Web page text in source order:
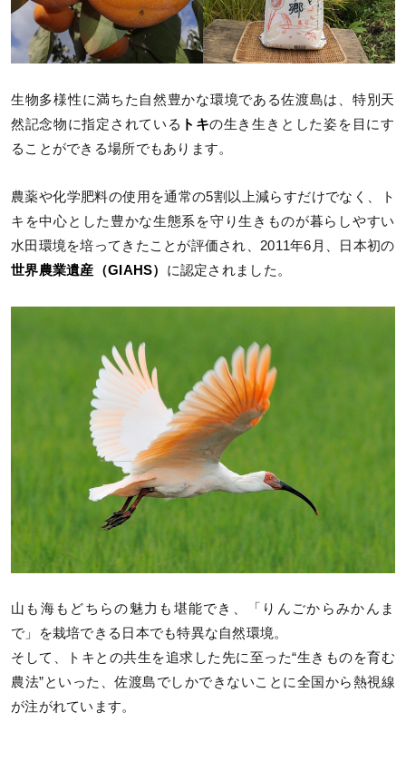
生物多様性に満ちた自然豊かな環境である佐渡島は、特別天
然記念物に指定されている トキの生き生きとした姿を目にす
ることができる場所でもあります。
農薬や化学肥料の使用を通常の5割以上減らすだけでなく、ト
キを中心とした豊かな生態系を守り生きものが暮らしやすい
水田環境を培ってきたことが評価され、2011年6月、日本初の
世界農業遺産（GIAHS） に認定されました。
山も海もどちらの魅力も堪能でき、「りんごからみかんま
で」を栽培できる日本でも特異な自然環境。
そして、トキとの共生を追求した先に至った“生きものを育む
農法”といった、佐渡島でしかできないことに全国から熱視線
が注がれています。